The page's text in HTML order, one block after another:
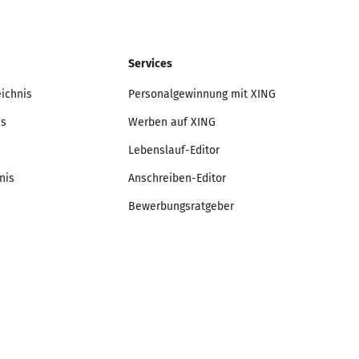
Services
Personalgewinnung mit XING
Werben auf XING
Lebenslauf-Editor
Anschreiben-Editor
Bewerbungsratgeber